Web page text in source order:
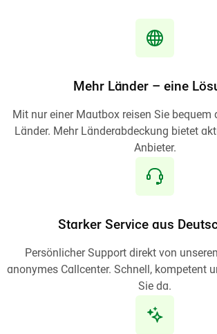
Mehr Länder – eine
Mit nur einer Mautbox reisen Sie bequem
Länder. Mehr Länderabdeckung bietet
Anbieter.
Starker Service aus
Persönlicher Support direkt von
anonymes Callcenter. Schnell, kompetent
Sie da.